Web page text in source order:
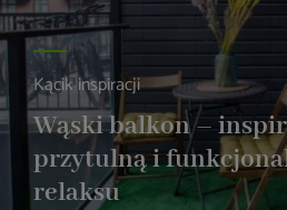
Kącik inspiracji
Wąski balkon –
przytulną i
relaksu